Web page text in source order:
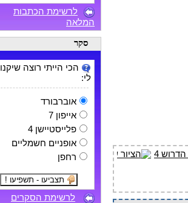
לרשימת הכתבות
המלאה
סקר
הכי הייתי רוצה שיקנו
לי:
אוברבורד
אייפון 7
פלייסטיישן 4
אופניים חשמליים
רחפן
לרשימת הסקרים